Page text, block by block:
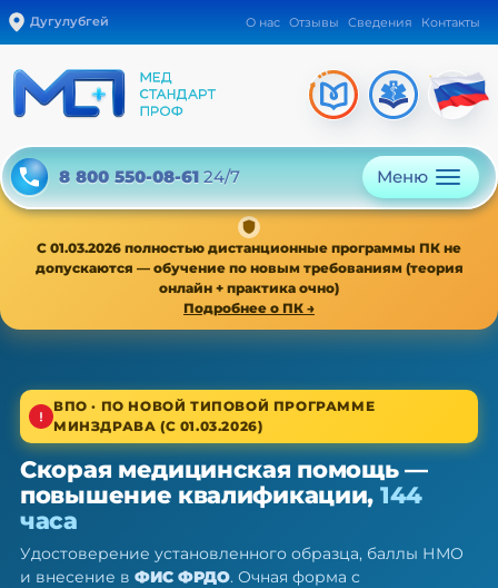
Дугулубгей О нас Отзывы Сведения Контакты
8 800 550-08-61 24/7 Меню
С 01.03.2026 полностью дистанционные программы ПК не
допускаются — обучение по новым требованиям (теория
онлайн + практика очно)
Подробнее о ПК →
Высшее звено · новая типовая программа
Скорая медицинская помощь —
ПК, 36/72/144 ч
работы
ВПО · ПО НОВОЙ ТИПОВОЙ ПРОГРАММЕ
МИНЗДРАВА (С 01.03.2026)
Скорая медицинская помощь —
повышение квалификации, 144
часа
Удостоверение установленного образца, баллы НМО
и внесение в ФИС ФРДО. Очная форма с